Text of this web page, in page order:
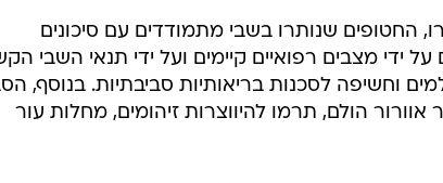
החטופים שנותרו בשבי מתמודדים עם סיכונים
ידי מצבים רפואיים קיימים ועל ידי תנאי השבי
וחשיפה לסכנות בריאותיות סביבתיות. בנוסף,
הולם, תרמו להיווצרות זיהומים, מחלות עור